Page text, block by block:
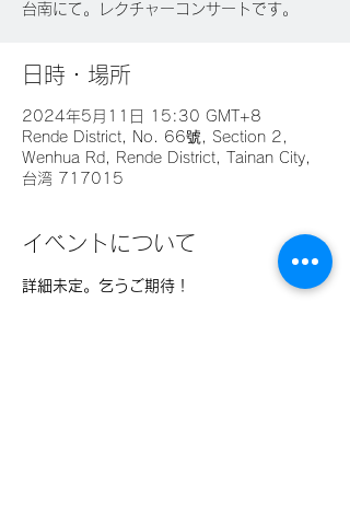
台南にて。レクチャーコンサートです。
日時・場所
2024年5月11日 15:30 GMT+8
Rende District, No. 66號, Section 2,
Wenhua Rd, Rende District, Tainan City,
台湾 717015
イベントについて
詳細未定。乞うご期待！